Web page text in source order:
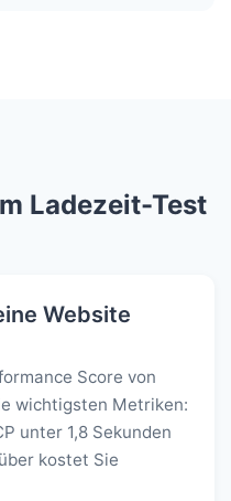
Ladezeit-Test
Website
Score von
wichtigsten Metriken:
unter 1,8 Sekunden
kostet Sie